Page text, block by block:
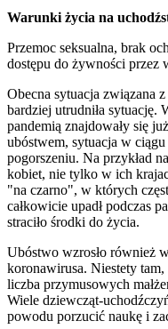
Warunki życia na
Przemoc seksualna, brak
dostępu do żywności przez
Obecna sytuacja związana
bardziej utrudniła sytuację.
pandemią znajdowały się
ubóstwem, sytuacja w
pogorszeniu. Na przykład
kobiet, nie tylko w ich
"na czarno", w których
całkowicie upadł podczas
straciło środki do życia.
Ubóstwo wzrosło również
koronawirusa. Niestety
liczba przymusowych
Wiele dziewcząt-
powodu porzucić naukę i